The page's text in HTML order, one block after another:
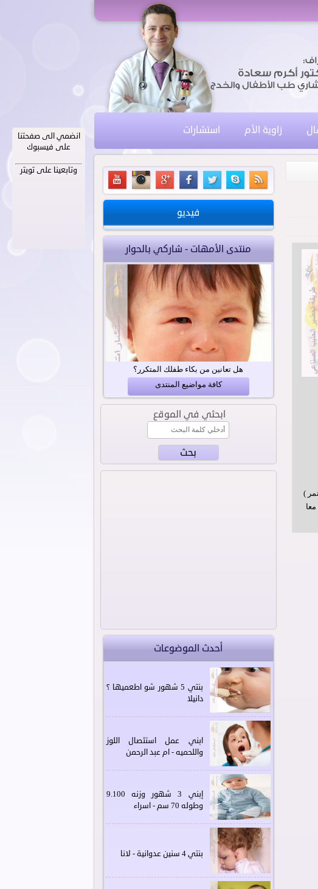
انضمي الى صفحتنا
على فيسبوك
وتابعينا على تويتر
زاوية الأم استشارات
)
فيديو
منتدى الأمهات - شاركي بالحوار
هل تعانين من بكاء طفلك المتكرر؟
كافة مواضيع المنتدى
ابحثي في الموقع
أحدث الموضوعات
بنتي 5 شهور شو اطعميها ؟
دانيلا
ابني عمل استئصال اللوز
واللحميه - ام عبد الرحمن
إبني 3 شهور وزنه 9.100
وطوله 70 سم - اسراء
بنتي 4 سنين عدوانية - لانا